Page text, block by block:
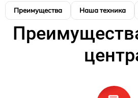
Преимущества Наша техника